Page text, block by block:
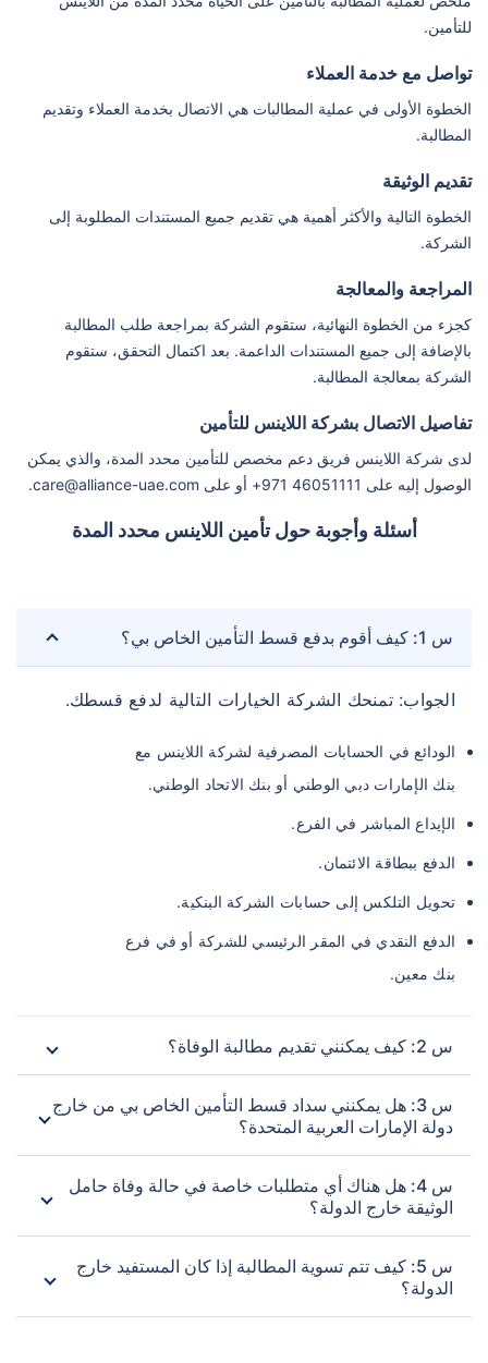
للتأمين.
تواصل مع خدمة العملاء
الخطوة الأولى في عملية المطالبات هي الاتصال بخدمة العملاء وتقديم
المطالبة.
تقديم الوثيقة
الخطوة التالية والأكثر أهمية هي تقديم جميع المستندات المطلوبة إلى
الشركة.
المراجعة والمعالجة
كجزء من الخطوة النهائية، ستقوم الشركة بمراجعة طلب المطالبة
بالإضافة إلى جميع المستندات الداعمة. بعد اكتمال التحقق، ستقوم
الشركة بمعالجة المطالبة.
تفاصيل الاتصال بشركة اللاينس للتأمين
لدى شركة اللاينس فريق دعم مخصص للتأمين محدد المدة، والذي يمكن
الوصول إليه على 46051111 971+ أو على care@alliance-uae.com.
أسئلة وأجوبة حول تأمين اللاينس محدد المدة
س 1: كيف أقوم بدفع قسط التأمين الخاص بي؟
الجواب: تمنحك الشركة الخيارات التالية لدفع قسطك.
الودائع في الحسابات المصرفية لشركة اللاينس مع
بنك الإمارات دبي الوطني أو بنك الاتحاد الوطني.
الإيداع المباشر في الفرع.
الدفع ببطاقة الائتمان.
تحويل التلكس إلى حسابات الشركة البنكية.
الدفع النقدي في المقر الرئيسي للشركة أو في فرع
بنك معين.
س 2: كيف يمكنني تقديم مطالبة الوفاة؟
س 3: هل يمكنني سداد قسط التأمين الخاص بي من خارج
دولة الإمارات العربية المتحدة؟
س 4: هل هناك أي متطلبات خاصة في حالة وفاة حامل
الوثيقة خارج الدولة؟
س 5: كيف تتم تسوية المطالبة إذا كان المستفيد خارج
الدولة؟